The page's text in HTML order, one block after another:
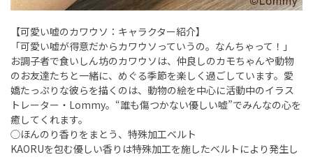
【可愛い嘘のカワウソ：キャラクター紹介】
「可愛い嘘が得意だからカワウソっていうの。なんちゃって！」
お調子者で食いしん坊のカワウソは、仲良しのカモちゃんや動物
のお友達たちと一緒に、めぐる季節を楽しく過ごしています。愛
嬌たっぷりな彼らを描くのは、動物の絵を中心に活動中のイラス
トレーター・Lommy。“誰も傷つかない優しい嘘”でみんなの心を
癒してくれます。
◯ほんのり香りをまとう、特殊加工ベルト
KAORUを包む優しい香りは特殊加工を施したベルトにより発生し